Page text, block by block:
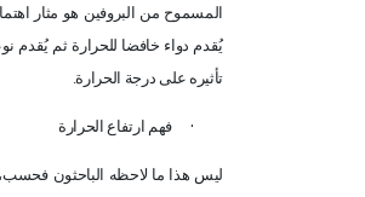
المسموح من البروفين هو مثار
يُقدم دواء خافضا للحرارة ثم يُقدم
تأثيره على درجة الحرارة
· فهم ارتفاع الحرارة
ليس هذا ما لاحظه الباحثون